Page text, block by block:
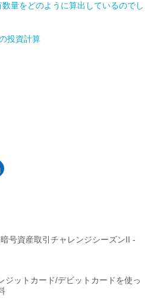
量をどのように算出しているのでし
投資計算
号資産取引チャレンジシーズンII -
ジットカード/デビットカードを使っ